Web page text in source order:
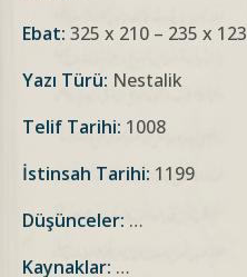
Ebat: 325 x 210 – 235 x 123
Yazı Türü: Nestalik
Telif Tarihi: 1008
İstinsah Tarihi: 1199
Düşünceler: …
Kaynaklar: …